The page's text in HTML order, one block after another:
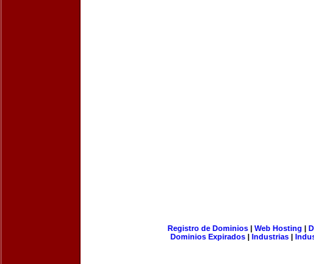
Registro de Dominios| Web Hosting |
Dominios Expirados | Industrias |